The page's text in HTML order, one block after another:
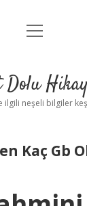
Anasayfa
Yasal Uyarı
menüyü
Dolu
ilgili neşeli bilgiler
Kaç Gb